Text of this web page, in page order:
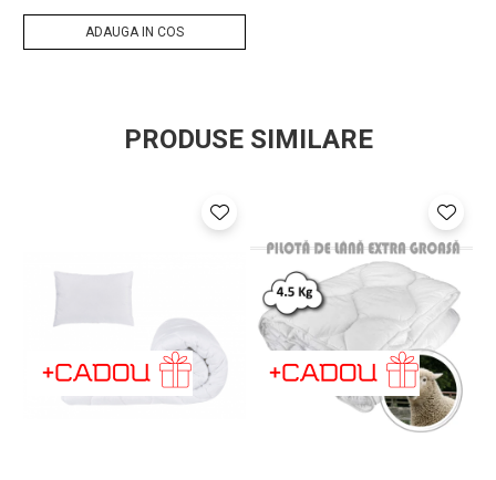
Somnart®: Pentru odihna sanatoasa!
sunt realizate in conditii de calitate, mediu, sanatate si
securitate ocupationala, la cele mai ridicate standarde
Certificari : ISO 9001, ISO 14001, OHSAS 18001. Produse
certificate pentru absenta substantelor periculoase conform
standardului OEKO-TEX 100
ADAUGA IN COS
PRODUSE SIMILARE